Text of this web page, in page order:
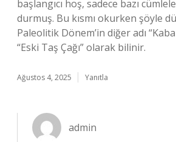
başlangıcı hoş, sadece bazı
durmuş. Bu kısmı okurken şöyle
Paleolitik Dönem’in diğer adı
“Eski Taş Çağı” olarak bilinir.
Ağustos 4, 2025 Yanıtla
admin